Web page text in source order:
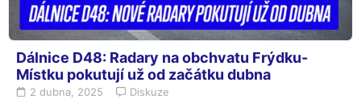
Dálnice D48: Radary na obchvatu Frýdku-
Místku pokutují už od začátku dubna
2 dubna, 2025 Diskuze